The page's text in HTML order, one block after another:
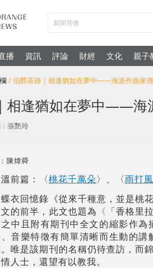
播 資訊 評論 財經 文化 親子
/ 伯爵茶跡｜相逢猶如在夢中――海派作曲家傳
相逢猶如在夢中――海
張艷玲
陳煒舜
前篇：〈桃花千萬朵〉、〈雨打
衣回憶錄《從來千種意，並是桃
的前半，此文也題為〈「香格里
中且附有期刊中全文的縮影作
音樂特徵有簡單清晰而生動的
唯是該期刊的名稱仍待查訪，而
人士，還望有以教我。